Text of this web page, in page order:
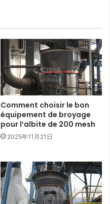
Comment choisir le bon
équipement de broyage
pour l’albite de 200 mesh
2025年11月21日